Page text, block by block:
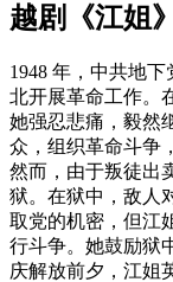
越剧《江姐
1948 年，中共地
北开展革命工作。
她强忍悲痛，毅然
众，组织革命斗争
然而，由于叛徒出
狱。在狱中，敌人
取党的机密，但江
行斗争。她鼓励狱
庆解放前夕，江姐